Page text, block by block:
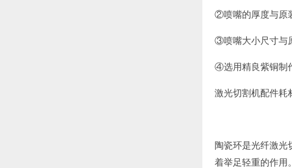
②喷嘴的厚度与原
③喷嘴大小尺寸与
④选用精良紫铜制
激光切割机配件耗
陶瓷环是光纤激光
着举足轻重的作用。